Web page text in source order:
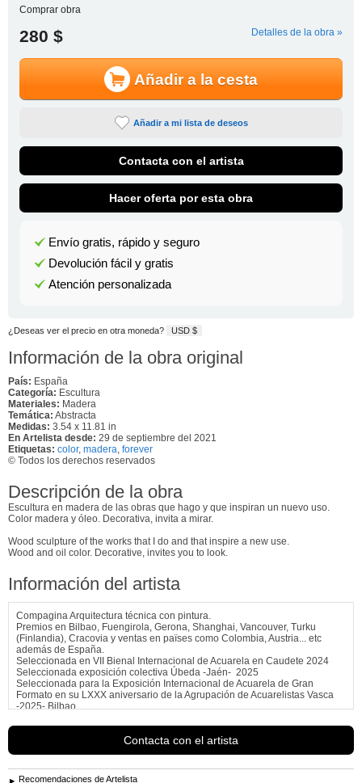
Comprar obra
280 $ Detalles de la obra »
Añadir a la cesta
Añadir a mi lista de deseos
Contacta con el artista
Hacer oferta por esta obra
Envío gratis, rápido y seguro
Devolución fácil y gratis
Atención personalizada
¿Deseas ver el precio en otra moneda? USD $
Información de la obra original
País: España
Categoría: Escultura
Materiales: Madera
Temática: Abstracta
Medidas: 3.54 x 11.81 in
En Artelista desde: 29 de septiembre del 2021
Etiquetas: color, madera, forever
© Todos los derechos reservados
Descripción de la obra
Escultura en madera de las obras que hago y que inspiran un nuevo uso.
Color madera y óleo. Decorativa, invita a mirar.
Wood sculpture of the works that I do and that inspire a new use.
Wood and oil color. Decorative, invites you to look.
Información del artista
Compagina Arquitectura técnica con pintura.
Premios en Bilbao, Fuengirola, Gerona, Shanghai, Vancouver, Turku
(Finlandia), Cracovia y ventas en païses como Colombia, Austria... etc
además de España.
Seleccionada en VII Bienal Internacional de Acuarela en Caudete 2024
Seleccionada exposición colectiva Úbeda -Jaén- 2025
Seleccionada para la Exposición Internacional de Acuarela de Gran
Formato en su LXXX aniversario de la Agrupación de Acuarelistas Vasca
-2025- Bilbao
Contacta con el artista
Recomendaciones de Artelista